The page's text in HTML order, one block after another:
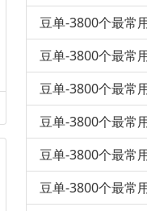
豆单-3800个最常
豆单-3800个最常
豆单-3800个最常
豆单-3800个最常
豆单-3800个最常
豆单-3800个最常